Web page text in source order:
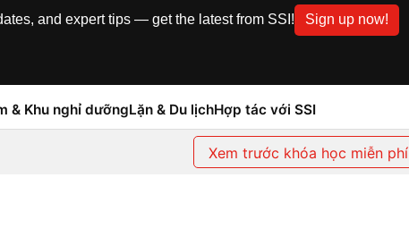
and expert tips — get the latest from SSI! Sign up now!
& Khu nghỉ dưỡngLặn & Du lịchHợp tác với SSI
Xem trước khóa học miễn phí